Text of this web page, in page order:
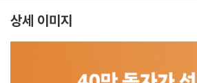
상세 이미지